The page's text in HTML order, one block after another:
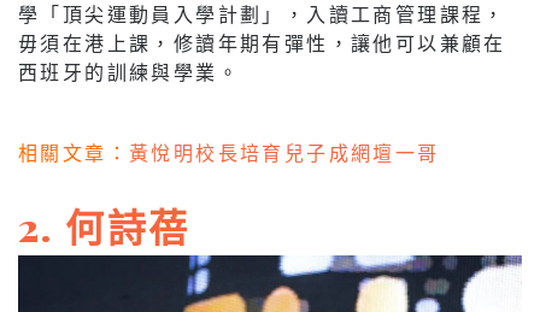
學「頂尖運動員入學計劃」，入讀工商管理課程，
毋須在港上課，修讀年期有彈性，讓他可以兼顧在
西班牙的訓練與學業。
相關文章： 黃悅明校長培育兒子成網壇一哥
2. 何詩蓓